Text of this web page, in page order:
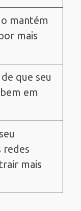
mantém
mais
que seu
em
redes
mais